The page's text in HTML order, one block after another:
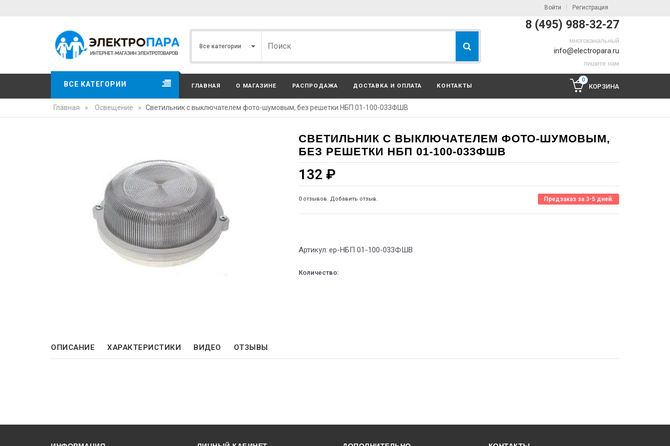
Войти Регистрация
8 (495) 988-32-27
многоканальный
info@electropara.ru
пишите нам
ВСЕ КАТЕГОРИИ ГЛАВНАЯ О МАГАЗИНЕ РАСПРОДАЖА ДОСТАВКА И ОПЛАТА КОНТАКТЫ
0
КОРЗИНА
Главная » Освещение » Светильник с выключателем фото-шумовым, без решетки НБП 01-100-033ФШВ
СВЕТИЛЬНИК С ВЫКЛЮЧАТЕЛЕМ ФОТО-ШУМОВЫМ,
БЕЗ РЕШЕТКИ НБП 01-100-033ФШВ
132 ₽
0 отзывов. Добавить отзыв. Предзаказ за 3-5 дней.
Артикул: ep-НБП 01-100-033ФШВ
Количество:
ОПИСАНИЕ ХАРАКТЕРИСТИКИ ВИДЕО ОТЗЫВЫ